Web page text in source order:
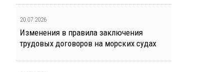
20.07.2026
Изменения в правила заключения
трудовых договоров на морских судах